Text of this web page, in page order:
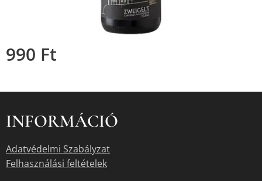
990 Ft
INFORMÁCIÓ
Adatvédelmi Szabályzat
Felhasználási feltételek